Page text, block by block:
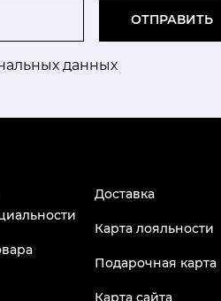
ОТПРАВИТЬ
данных
Доставка
Карта лояльности
Подарочная карта
Карта сайта